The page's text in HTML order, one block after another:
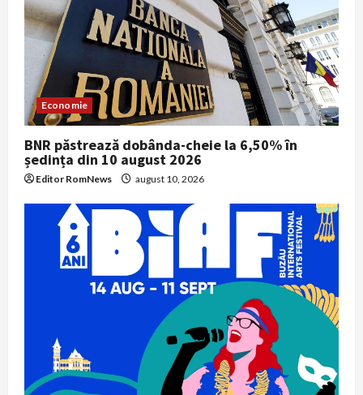
Economie
BNR păstrează dobânda-cheie la 6,50% în
ședința din 10 august 2026
Editor RomNews august 10, 2026